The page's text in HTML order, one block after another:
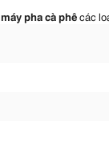
máy pha cà phêcác